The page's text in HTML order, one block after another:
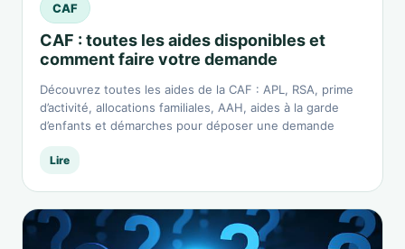
CAF
CAF : toutes les aides disponibles et
comment faire votre demande
Découvrez toutes les aides de la CAF : APL, RSA, prime
d’activité, allocations familiales, AAH, aides à la garde
d’enfants et démarches pour déposer une demande
Lire